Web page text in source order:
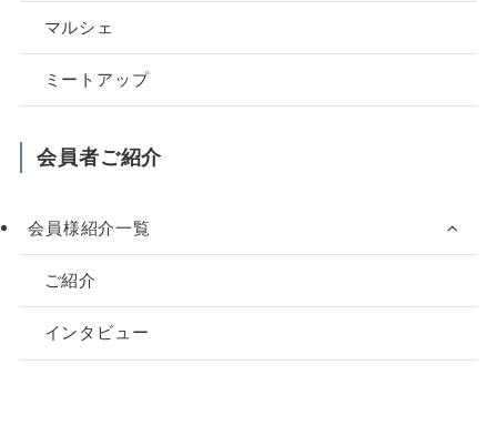
マルシェ
ミートアップ
会員者ご紹介
会員様紹介一覧
ご紹介
インタビュー